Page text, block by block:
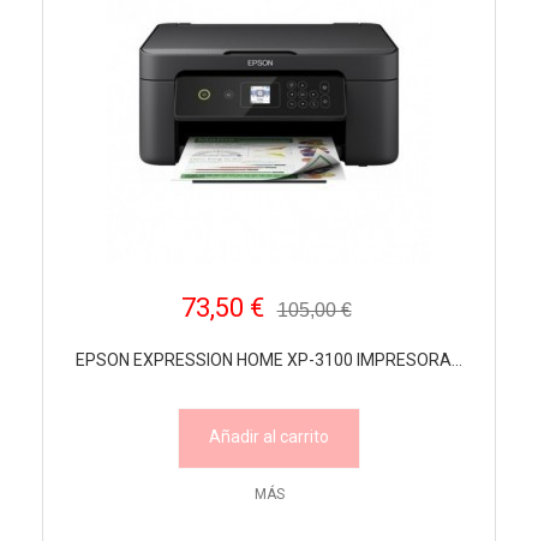
73,50 € 105,00 €
EPSON EXPRESSION HOME XP-3100 IMPRESORA...
Añadir al carrito
MÁS